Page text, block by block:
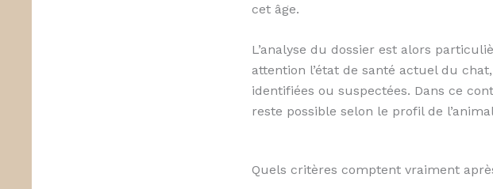
cet âge.
L’analyse du dossier est alors
attention l’état de santé actuel du
identifiées ou suspectées. Dans ce
reste possible selon le profil de
Quels critères comptent vraiment